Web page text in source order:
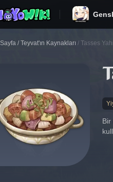
/ Teyvat'ın Kaynakları / Tasses
Bir